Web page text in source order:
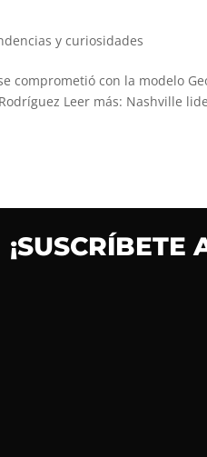
y curiosidades
comprometió con la modelo
Leer más: Nashville
¡SUSCRÍBETE